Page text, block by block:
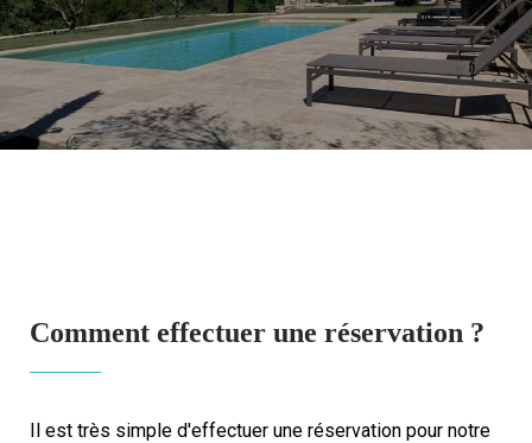
Comment effectuer une réservation ?
Il est très simple d'effectuer une réservation pour notre